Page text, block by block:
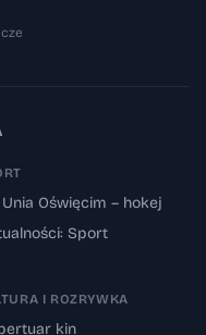
Unia Oświęcim – hokej
Sport
I ROZRYWKA
kin